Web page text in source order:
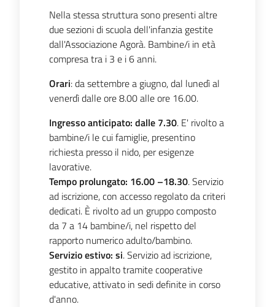
Nella stessa struttura sono presenti altre
due sezioni di scuola dell'infanzia gestite
dall'Associazione Agorà. Bambine/i in età
compresa tra i 3 e i 6 anni.
Orari: da settembre a giugno, dal lunedì al
venerdì dalle ore 8.00 alle ore 16.00.
Ingresso anticipato: dalle 7.30. E' rivolto a
bambine/i le cui famiglie, presentino
richiesta presso il nido, per esigenze
lavorative.
Tempo prolungato: 16.00 –18.30. Servizio
ad iscrizione, con accesso regolato da criteri
dedicati. È rivolto ad un gruppo composto
da 7 a 14 bambine/i, nel rispetto del
rapporto numerico adulto/bambino.
Servizio estivo: si. Servizio ad iscrizione,
gestito in appalto tramite cooperative
educative, attivato in sedi definite in corso
d'anno.